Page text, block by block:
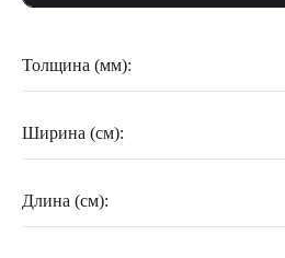
Толщина (мм):
Ширина (см):
Длина (см):